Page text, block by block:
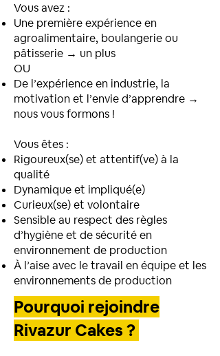
Vous avez :
Une première expérience en
agroalimentaire, boulangerie ou
pâtisserie → un plus
OU
De l’expérience en industrie, la
motivation et l’envie d’apprendre →
nous vous formons !
Vous êtes :
Rigoureux(se) et attentif(ve) à la
qualité
Dynamique et impliqué(e)
Curieux(se) et volontaire
Sensible au respect des règles
d’hygiène et de sécurité en
environnement de production
À l’aise avec le travail en équipe et les
environnements de production
Pourquoi rejoindre
Rivazur Cakes ?